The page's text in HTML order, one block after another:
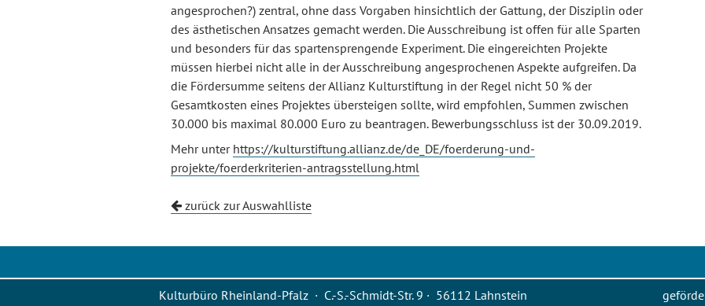
angesprochen?) zentral, ohne dass Vorgaben hinsichtlich der Gattung, der Disziplin oder
des ästhetischen Ansatzes gemacht werden. Die Ausschreibung ist offen für alle Sparten
und besonders für das spartensprengende Experiment. Die eingereichten Projekte
müssen hierbei nicht alle in der Ausschreibung angesprochenen Aspekte aufgreifen. Da
die Fördersumme seitens der Allianz Kulturstiftung in der Regel nicht 50 % der
Gesamtkosten eines Projektes übersteigen sollte, wird empfohlen, Summen zwischen
30.000 bis maximal 80.000 Euro zu beantragen. Bewerbungsschluss ist der 30.09.2019.
Mehr unter https://kulturstiftung.allianz.de/de_DE/foerderung-und-
projekte/foerderkriterien-antragsstellung.html
zurück zur Auswahlliste
Kulturbüro Rheinland-Pfalz · C.-S.-Schmidt-Str. 9 · 56112 Lahnstein